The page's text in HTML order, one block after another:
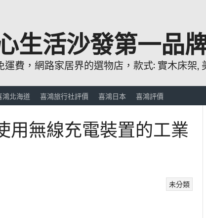
生活沙發第一品
費，網路家居界的選物店，款式: 實木床架,
鴻北海道 喜鴻旅行社評價 喜鴻日本 喜鴻評價
用無線充電裝置的工業
未分類